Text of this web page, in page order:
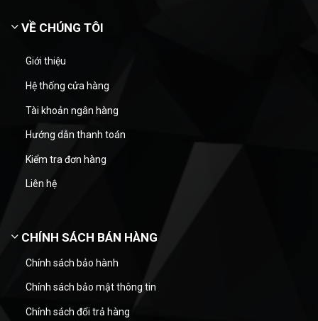
VỀ CHÚNG TÔI
Giới thiệu
Hệ thống cửa hàng
Tài khoản ngân hàng
Hướng dẫn thanh toán
Kiểm tra đơn hàng
Liên hệ
CHÍNH SÁCH BÁN HÀNG
Chính sách bảo hành
Chính sách bảo mật thông tin
Chính sách đổi trả hàng